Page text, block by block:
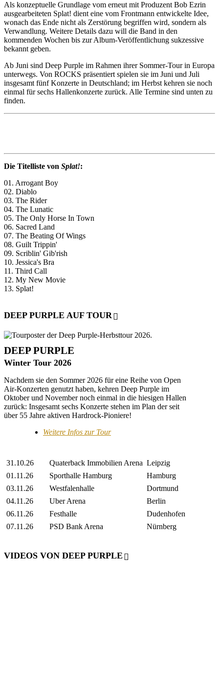
Als konzeptuelle Grundlage vom erneut mit Produzent Bob Ezrin
ausgearbeiteten Splat! dient eine vom Frontmann entwickelte Idee,
wonach das Ende nicht als Zerstörung begriffen wird, sondern als
Verwandlung. Weitere Details dazu will die Band in den
kommenden Wochen bis zur Album-Veröffentlichung sukzessive
bekannt geben.
Ab Juni sind Deep Purple im Rahmen ihrer Sommer-Tour in Europa
unterwegs. Von ROCKS präsentiert spielen sie im Juni und Juli
insgesamt fünf Konzerte in Deutschland; im Herbst kehren sie noch
einmal für sechs Hallenkonzerte zurück. Alle Termine sind unten zu
finden.
Die Titelliste von Splat!:
01. Arrogant Boy
02. Diablo
03. The Rider
04. The Lunatic
05. The Only Horse In Town
06. Sacred Land
07. The Beating Of Wings
08. Guilt Trippin'
09. Scriblin' Gib'rish
10. Jessica's Bra
11. Third Call
12. My New Movie
13. Splat!
DEEP PURPLE AUF TOUR
DEEP PURPLE
Winter Tour 2026
Nachdem sie den Sommer 2026 für eine Reihe von Open
Air-Konzerten genutzt haben, kehren Deep Purple im
Oktober und November noch einmal in die hiesigen Hallen
zurück: Insgesamt sechs Konzerte stehen im Plan der seit
über 55 Jahre aktiven Hardrock-Pioniere!
Weitere Infos zur Tour
31.10.26 Quaterback Immobilien Arena Leipzig
01.11.26
Sporthalle Hamburg
Hamburg
03.11.26
Westfalenhalle
Dortmund
04.11.26
Uber Arena
Berlin
06.11.26
Festhalle
Dudenhofen
07.11.26
PSD Bank Arena Nürnberg
VIDEOS VON DEEP PURPLE